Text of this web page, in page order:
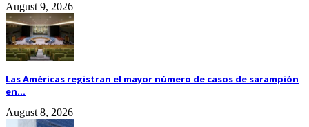
August 9, 2026
Las Américas registran el mayor número de casos de sarampión
en...
August 8, 2026